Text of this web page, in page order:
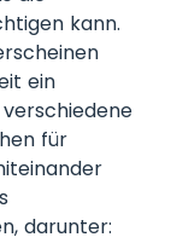
kann.
ein
für
darunter: